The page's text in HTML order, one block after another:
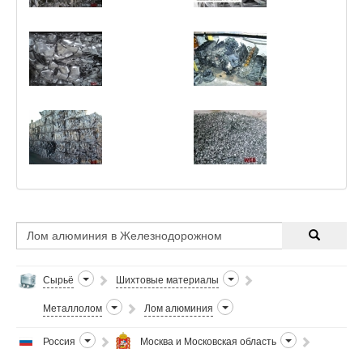
Сырьё Шихтовые материалы
Металлолом Лом алюминия
Россия Москва и Московская область